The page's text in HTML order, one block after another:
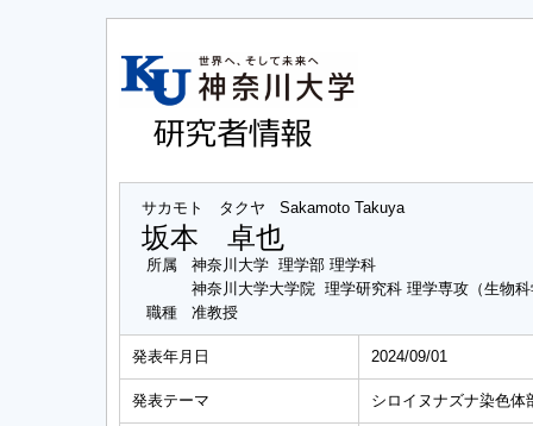
サカモト タクヤ Sakamoto Takuya
坂本 卓也
所属
神奈川大学 理学部 理学科
神奈川大学大学院 理学研究科 理学専攻（生物
職種
准教授
発表年月日 2024/09/01
発表テーマ シロイヌナズナ染色体